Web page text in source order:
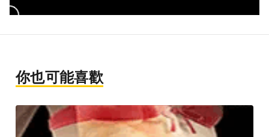
你也可能喜歡